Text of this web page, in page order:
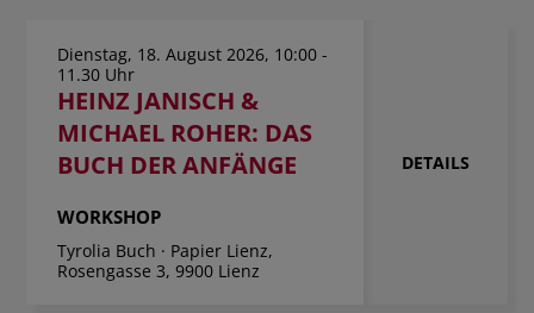
Dienstag, 18. August 2026, 10:00 -
11.30 Uhr
HEINZ JANISCH &
MICHAEL ROHER: DAS
BUCH DER ANFÄNGE
WORKSHOP
Tyrolia Buch · Papier Lienz,
Rosengasse 3, 9900 Lienz
DETAILS